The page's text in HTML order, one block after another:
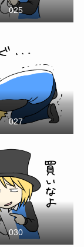
025
027
030